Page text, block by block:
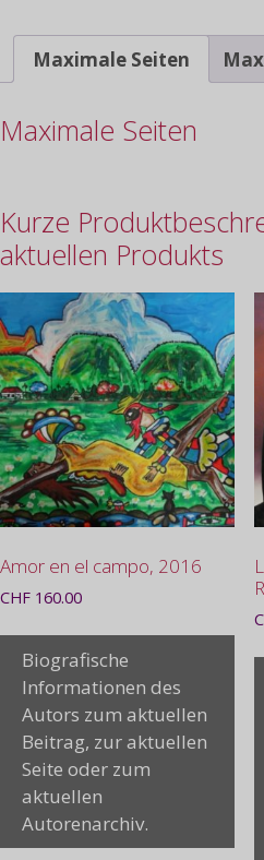
Maximale Seiten
Maximale Seiten
Kurze
aktuellen Produkts
Amor en el campo, 2016
CHF 160.00
Biografische
Informationen des
Autors zum aktuellen
Beitrag, zur aktuellen
Seite oder zum
aktuellen
Autorenarchiv.